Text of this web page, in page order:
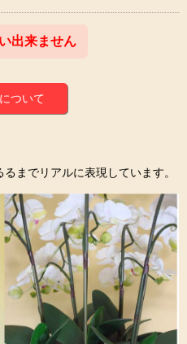
出来ません
ついて
までリアルに表現しています。